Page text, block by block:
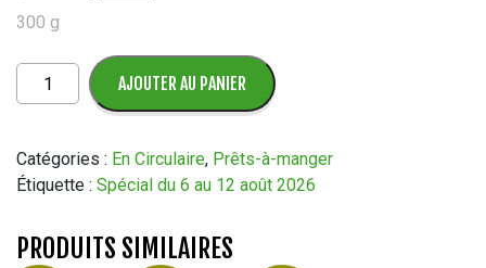
initial
était :
$6.49.
actuel
est :
$5.49.
300 g
quantité
de
Sante
Salade
l'asiatique
AJOUTER AU PANIER
Catégories : En Circulaire, Prêts-à-manger
Étiquette : Spécial du 6 au 12 août 2026
PRODUITS SIMILAIRES